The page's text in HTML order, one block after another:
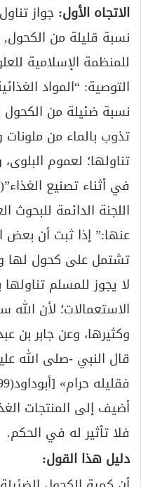
الاتجاه الأول: جواز
نسبة قليلة من
للمنظمة الإسلامية
التوصية: “المواد
نسبة ضئيلة من الكحول
تذوب بالماء من
تناولها؛ لعموم
في أثناء تصنيع الغذاء”(
اللجنة الدائمة للبحوث
عنها:” إذا ثبت أن بعض
تشتمل على كحول لها
لا يجوز للمسلم
الاستعمالات؛ لأن الله
وكثيرها، وعن جابر بن
قال النبي -صلى الله
أضيف إلى المنتجات
فلا تأثير له في الحكم.
دليل هذا القول: